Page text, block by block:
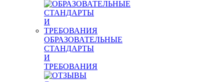
ОБРАЗОВАТЕЛЬНЫЕ
СТАНДАРТЫ
И
ТРЕБОВАНИЯ